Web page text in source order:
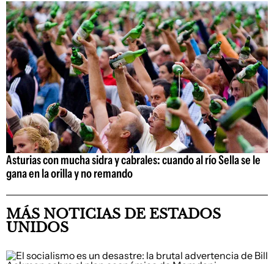
Asturias con mucha sidra y cabrales: cuando al río Sella se le
gana en la orilla y no remando
MÁS NOTICIAS DE ESTADOS
UNIDOS